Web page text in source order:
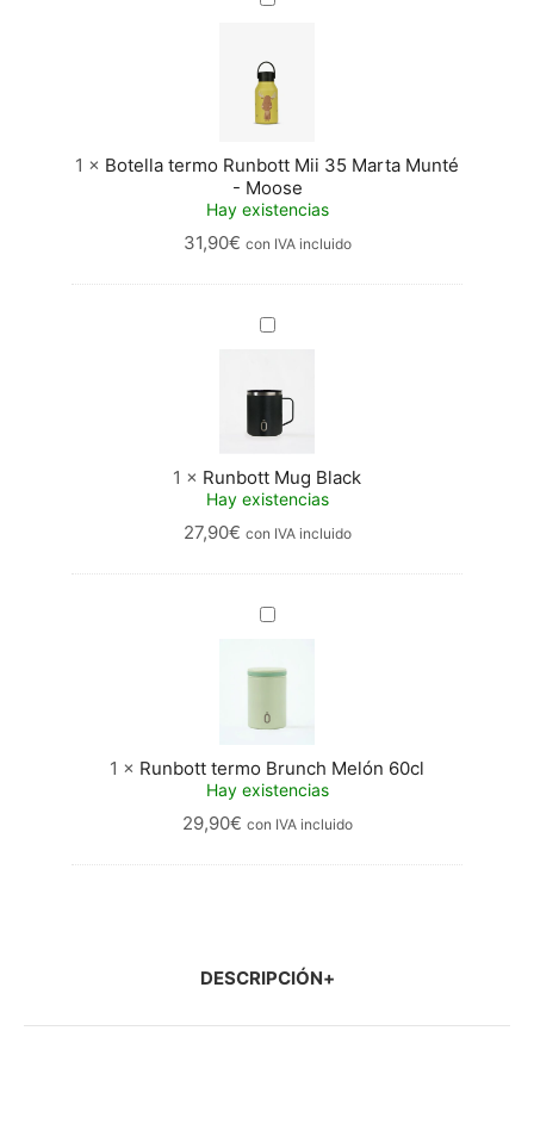
Mii
35
Marta
-
Moose
1 × Botella termo Runbott Mii 35 Marta Munté
- Moose
Hay existencias
31,90€ con IVA incluido
Runbott
1 × Runbott Mug Black
Hay existencias
27,90€ con IVA incluido
Runbott
Melón
60cl
1 × Runbott termo Brunch Melón 60cl
Hay existencias
29,90€ con IVA incluido
DESCRIPCIÓN